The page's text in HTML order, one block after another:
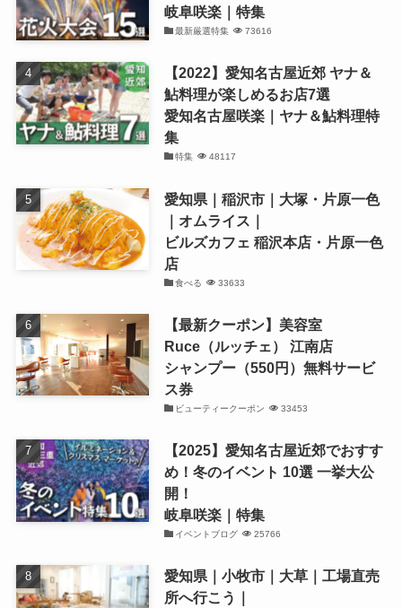
岐阜咲楽｜特集
最新厳選特集 73616
【2022】愛知名古屋近郊 ヤナ＆
鮎料理が楽しめるお店7選
愛知名古屋咲楽｜ヤナ＆鮎料理特
集
特集 48117
愛知県｜稲沢市｜大塚・片原一色
｜オムライス｜
ビルズカフェ 稲沢本店・片原一色
店
食べる 33633
【最新クーポン】美容室
Ruce（ルッチェ） 江南店
シャンプー（550円）無料サービ
ス券
ビューティークーポン 33453
【2025】愛知名古屋近郊でおすす
め！冬のイベント 10選 一挙大公
開！
岐阜咲楽｜特集
イベントブログ 25766
愛知県｜小牧市｜大草｜工場直売
所へ行こう｜